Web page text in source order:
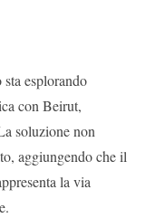
esplorando
con Beirut,
soluzione non
aggiungendo che il
la via